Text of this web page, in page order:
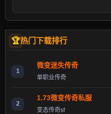
热门下载排行
1
微变迷失传奇
单职业传奇
2
1.73微变传奇私服
变态传奇sf